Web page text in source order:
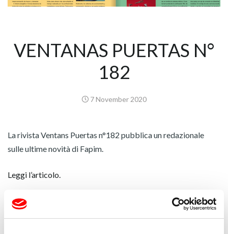
VENTANAS PUERTAS N°
182
7 November 2020
La rivista Ventans Puertas n°182 pubblica un redazionale
sulle ultime novità di Fapim.
Leggi l’articolo.